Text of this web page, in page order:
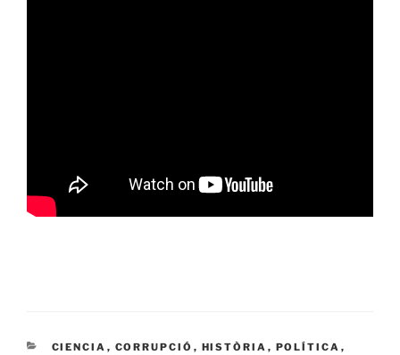
CATEGORÍAS
CIENCIA , CORRUPCIÓ , HISTÒRIA , POLÍTICA ,